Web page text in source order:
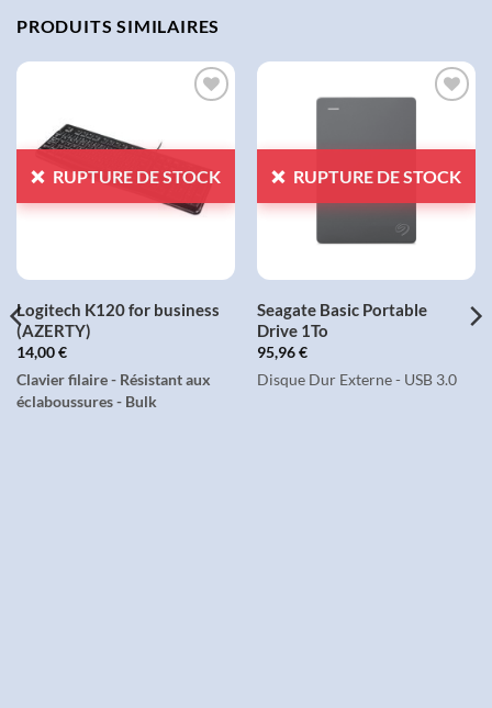
PRODUITS SIMILAIRES
D'ENVIES
RUPTURE DE STOCK
Logitech K120 for business
(AZERTY)
14,00€
Clavier filaire - Résistant aux
éclaboussures - Bulk
D'ENVIES
RUPTURE DE STOCK
Seagate Basic Portable
Drive 1To
95,96€
Disque Dur Externe - USB 3.0